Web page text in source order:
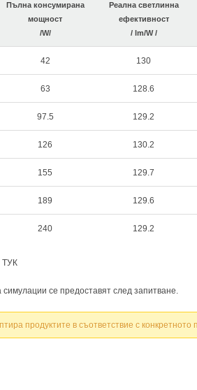
Пълна консумирана
мощност
/W/
Реална светлинна
ефективност
/ lm/W /
42 130
63 128.6
97.5 129.2
126 130.2
155 129.7
189 129.6
240 129.2
ТУК
се предоставят след запитване.
продуктите в съответствие с конкретното